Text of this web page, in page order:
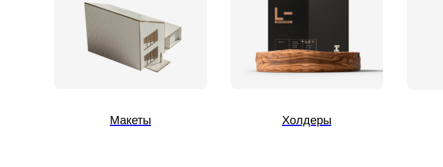
Макеты Холдеры